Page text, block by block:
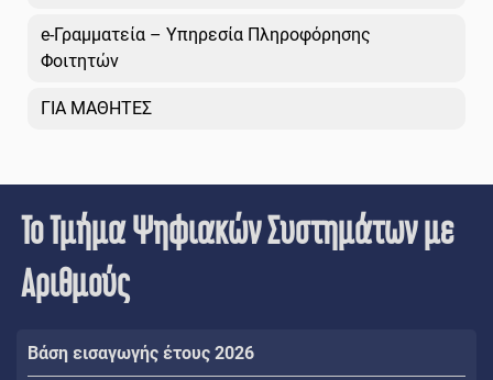
e-Γραμματεία – Υπηρεσία Πληροφόρησης
Φοιτητών
ΓΙΑ ΜΑΘΗΤΕΣ
Το Τμήμα Ψηφιακών Συστημάτων με
Αριθμούς
Βάση εισαγωγής έτους 2026